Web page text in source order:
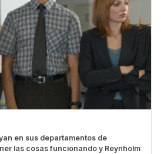
en sus departamentos de
las cosas funcionando y Reynholm